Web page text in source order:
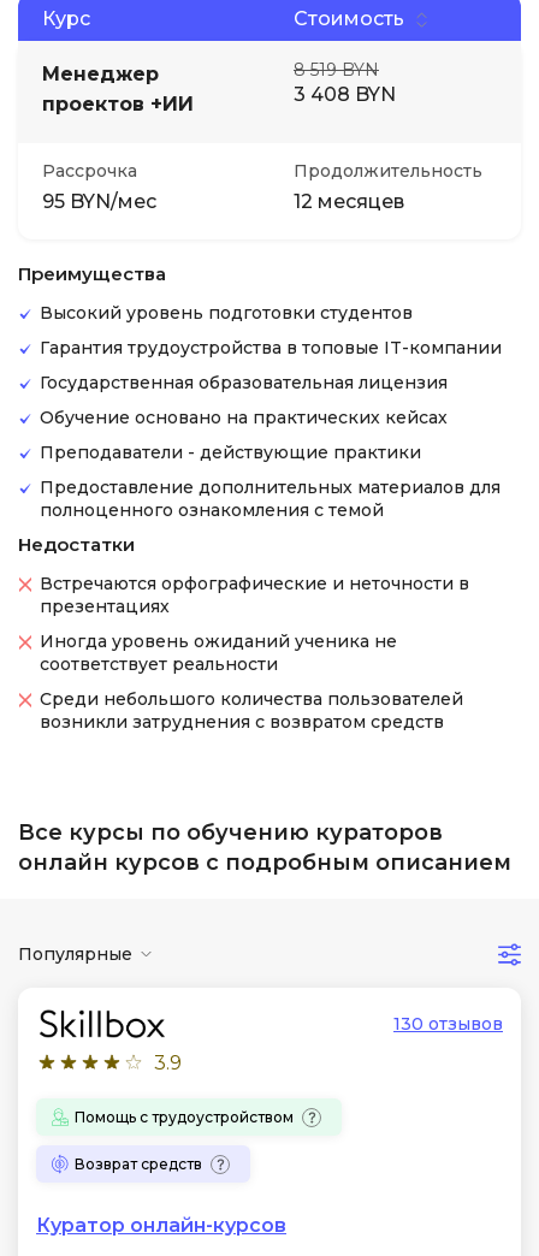
Курс Стоимость
Менеджер
проектов +ИИ
8 519 BYN
3 408 BYN
Рассрочка
95 BYN/мес
Продолжительность
12 месяцев
Преимущества
Высокий уровень подготовки студентов
Гарантия трудоустройства в топовые IT-компании
Государственная образовательная лицензия
Обучение основано на практических кейсах
Преподаватели - действующие практики
Предоставление дополнительных материалов для
полноценного ознакомления с темой
Недостатки
Встречаются орфографические и неточности в
презентациях
Иногда уровень ожиданий ученика не
соответствует реальности
Среди небольшого количества пользователей
возникли затруднения с возвратом средств
Все курсы по обучению кураторов
онлайн курсов с подробным описанием
Популярные
3.9
130 отзывов
Помощь с трудоустройством
Возврат средств
Куратор онлайн-курсов